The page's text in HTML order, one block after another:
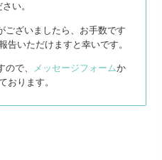
い。
ございましたら、お手数です
告いただけますと幸いです。
で、 メッセージフォームか
おります。